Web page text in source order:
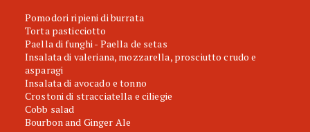
Pomodori ripieni di burrata
Torta pasticciotto
Paella di funghi - Paella de setas
Insalata di valeriana, mozzarella, prosciutto crudo e
asparagi
Insalata di avocado e tonno
Crostoni di stracciatella e ciliegie
Cobb salad
Bourbon and Ginger Ale